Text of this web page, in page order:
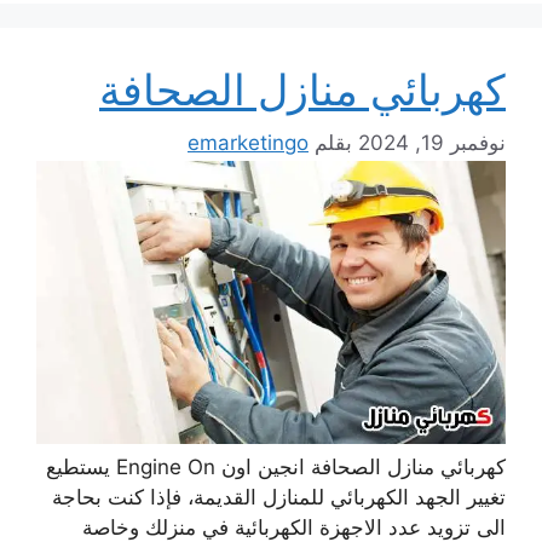
كهربائي منازل الصحافة
نوفمبر 19, 2024 بقلم emarketingo
كهربائي منازل الصحافة انجين اون Engine On يستطيع
تغيير الجهد الكهربائي للمنازل القديمة، فإذا كنت بحاجة
الى تزويد عدد الاجهزة الكهربائية في منزلك وخاصة